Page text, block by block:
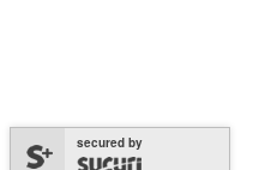
secured by